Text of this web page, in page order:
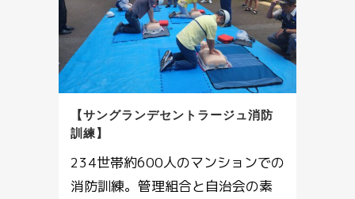
【サングランデセントラージュ消防
訓練】
234世帯約600人のマンションでの
消防訓練。管理組合と自治会の素